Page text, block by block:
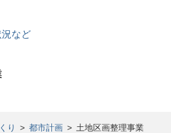
など
り > 都市計画 > 土地区画整理事業